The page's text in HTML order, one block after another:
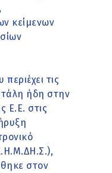
κείμενων
τις
ήδη στην
Ε.Ε. στις
στον